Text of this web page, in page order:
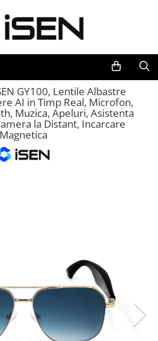
GY100, Lentile Albastre
AI in Timp Real, Microfon,
Muzica, Apeluri, Asistenta
la Distant, Incarcare
Magnetica